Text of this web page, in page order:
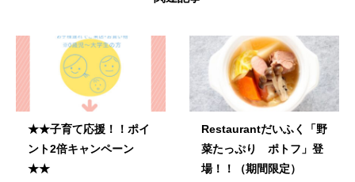
★★子育て応援！！ポイ
ント2倍キャンペーン
★★
Restaurantだいふく「野
菜たっぷり ポトフ」登
場！！（期間限定）